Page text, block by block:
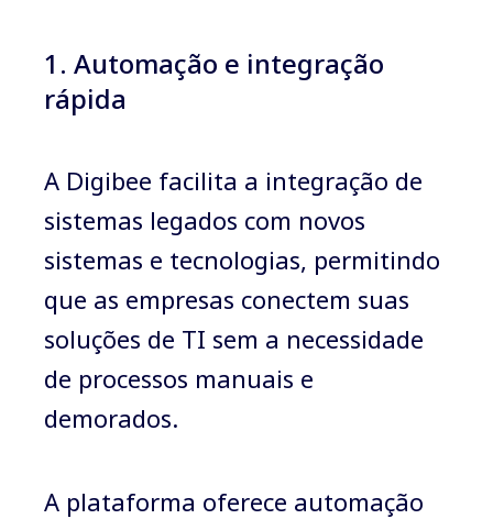
1. Automação e integração
rápida
A Digibee facilita a integração de
sistemas legados com novos
sistemas e tecnologias, permitindo
que as empresas conectem suas
soluções de TI sem a necessidade
de processos manuais e
demorados.
A plataforma oferece automação